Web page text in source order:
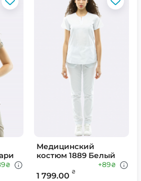
₴
Медицинский
костюм 1889 Белый
1 799.00 ₴
+89₴